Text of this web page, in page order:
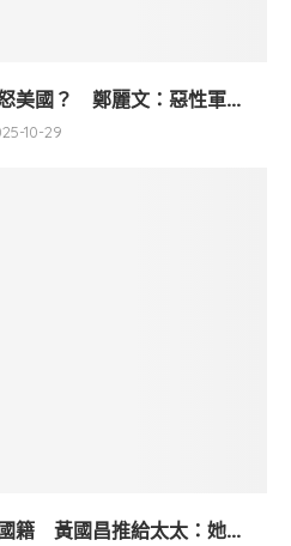
美國？ 鄭麗文：惡性軍...
10-29
籍 黃國昌推給太太：她...